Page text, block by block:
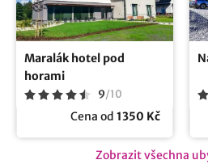
Maralák hotel pod
horami
9/10
Cena od 1350 Kč
Zobrazit všechna